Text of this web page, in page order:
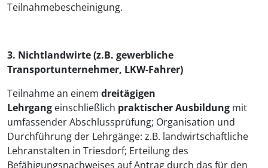
Teilnahmebescheinigung.
3. Nichtlandwirte (z.B. gewerbliche
Transportunternehmer, LKW-Fahrer)
Teilnahme an einem dreitägigen
Lehrgang einschließlich praktischer Ausbildung mit
umfassender Abschlussprüfung; Organisation und
Durchführung der Lehrgänge: z.B. landwirtschaftliche
Lehranstalten in Triesdorf; Erteilung des
Befähigungsnachweises auf Antrag durch das für den